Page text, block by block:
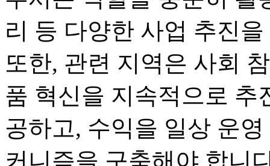
리 등 다양한 사업 추진
또한, 관련 지역은 사회
품 혁신을 지속적으로 추
공하고, 수익을 일상 운
커니즘을 구축해야 합니